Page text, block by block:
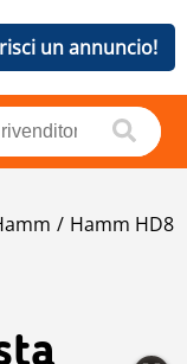
un annuncio!
Hamm HD8